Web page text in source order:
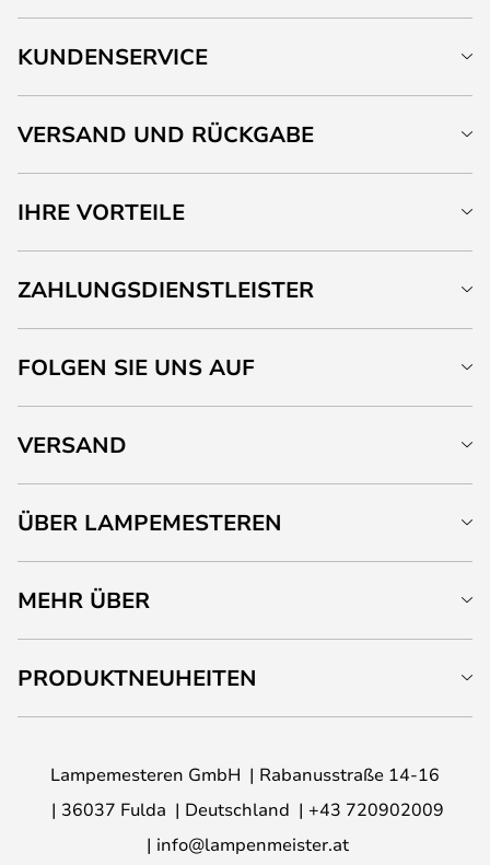
KUNDENSERVICE
VERSAND UND RÜCKGABE
IHRE VORTEILE
ZAHLUNGSDIENSTLEISTER
FOLGEN SIE UNS AUF
VERSAND
ÜBER LAMPEMESTEREN
MEHR ÜBER
PRODUKTNEUHEITEN
Lampemesteren GmbH
Rabanusstraße 14-16
36037 Fulda
Deutschland
+43 720902009
info@lampenmeister.at